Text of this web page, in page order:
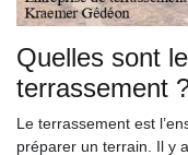
Quelles sont
terrassement
Le terrassement est
préparer un terrain. Il y